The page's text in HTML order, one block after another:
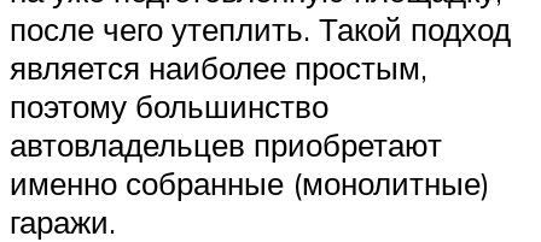
после чего утеплить. Такой подход
является наиболее простым,
поэтому большинство
автовладельцев приобретают
именно собранные (монолитные)
гаражи.